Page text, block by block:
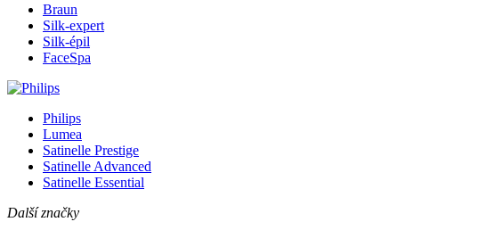
Braun
Silk-expert
Silk-épil
FaceSpa
Philips
Lumea
Satinelle Prestige
Satinelle Advanced
Satinelle Essential
Další značky